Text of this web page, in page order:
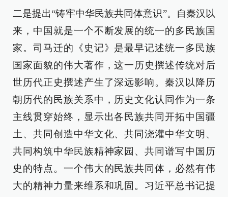
二是提出“铸牢中华民族共同体意识”。自秦汉以
来，中国就是一个不断发展的统一的多民族国
家。司马迁的《史记》是最早记述统一多民族
国家面貌的伟大著作，这一历史撰述传统对后
世历代正史撰述产生了深远影响。秦汉以降历
朝历代的民族关系中，历史文化认同作为一条
主线贯穿始终，显示出各民族共同开拓中国疆
土、共同创造中华文化、共同浇灌中华文明、
共同构筑中华民族精神家园、共同谱写中国历
史的特点。一个伟大的民族共同体，必然有伟
大的精神力量来维系和巩固。习近平总书记提